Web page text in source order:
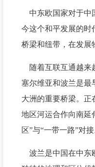
中东欧国家对于中
今这个和平发展的时
桥梁和纽带，在发展
随着互联互通越来
塞尔维亚和波兰是最
大洲的重要桥梁。正
地区河运合作向南延
区”与“一带一路”对接
波兰是中国在中东